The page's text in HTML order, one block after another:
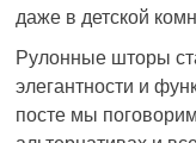
даже в детской
Рулонные шторы
элегантности и
посте мы